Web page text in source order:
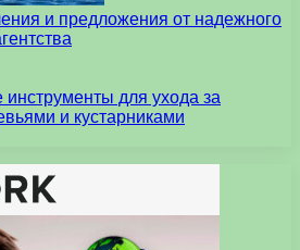
и предложения от надежного
для ухода за
и кустарниками